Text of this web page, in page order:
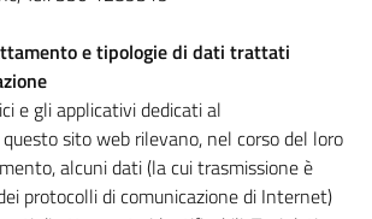
e tipologie di dati trattati
e gli applicativi dedicati al
sito web rilevano, nel corso del loro
alcuni dati (la cui trasmissione è
protocolli di comunicazione di Internet)